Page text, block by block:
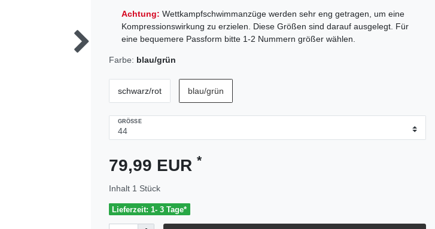
Achtung: Wettkampfschwimmanzüge werden sehr eng getragen, um eine
Kompressionswirkung zu erzielen. Diese Größen sind darauf ausgelegt. Für
eine bequemere Passform bitte 1-2 Nummern größer wählen.
Farbe: blau/grün
schwarz/rot blau/grün
GRÖSSE
79,99 EUR *
Inhalt 1 Stück
Lieferzeit: 1- 3 Tage*